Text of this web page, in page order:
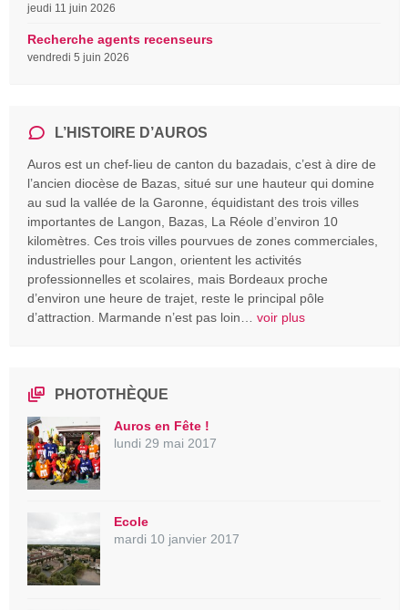
jeudi 11 juin 2026
Recherche agents recenseurs
vendredi 5 juin 2026
L’HISTOIRE D’AUROS
Auros est un chef-lieu de canton du bazadais, c’est à dire de
l’ancien diocèse de Bazas, situé sur une hauteur qui domine
au sud la vallée de la Garonne, équidistant des trois villes
importantes de Langon, Bazas, La Réole d’environ 10
kilomètres. Ces trois villes pourvues de zones commerciales,
industrielles pour Langon, orientent les activités
professionnelles et scolaires, mais Bordeaux proche
d’environ une heure de trajet, reste le principal pôle
d’attraction. Marmande n’est pas loin… voir plus
PHOTOTHÈQUE
Auros en Fête !
lundi 29 mai 2017
Ecole
mardi 10 janvier 2017